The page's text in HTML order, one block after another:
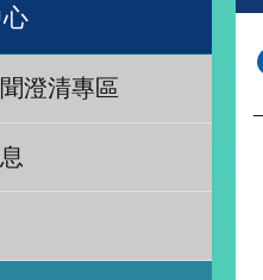
澄清專區